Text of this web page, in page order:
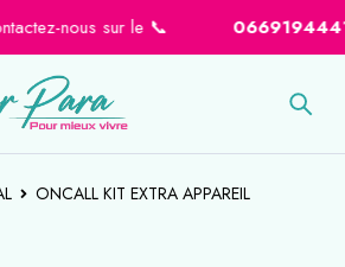
nous sur le 📞 0669194441-
ONCALL KIT EXTRA APPAREIL